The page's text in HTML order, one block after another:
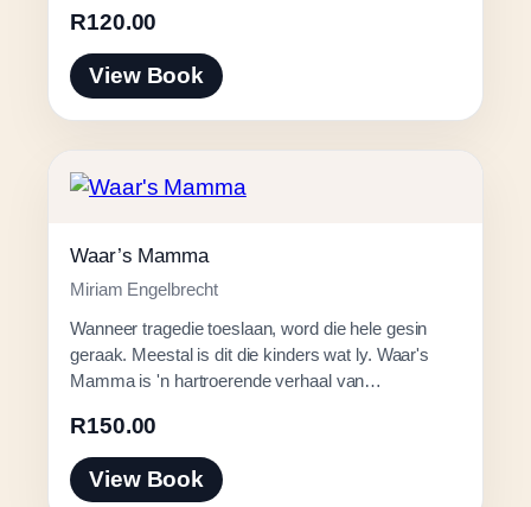
R120.00
View Book
Waar’s Mamma
Miriam Engelbrecht
Wanneer tragedie toeslaan, word die hele gesin
geraak. Meestal is dit die kinders wat ly. Waar's
Mamma is 'n hartroerende verhaal van…
R150.00
View Book